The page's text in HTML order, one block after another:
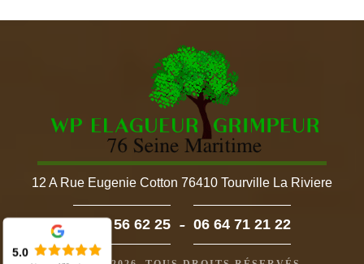
12 A Rue Eugenie Cotton 76410 Tourville La Riviere
02 52 56 62 25 - 06 64 71 21 22
5.0